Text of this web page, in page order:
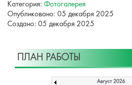
Категория: Фотогалерея
Опубликовано: 05 декабря 2025
Создано: 05 декабря 2025
ПЛАН РАБОТЫ
Август 2026